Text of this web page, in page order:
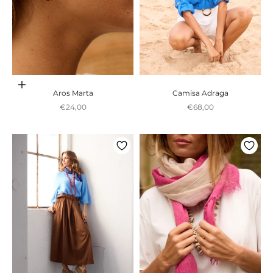
Adicionar ao carrinho
Aros Marta
Preço promocional
€24,00
Camisa Adraga
Preço promocional
€68,00